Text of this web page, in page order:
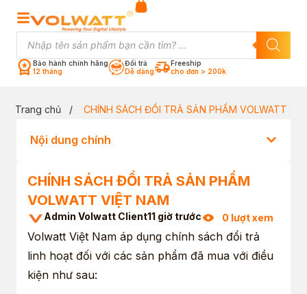
Bảo hành chính hãng
12 tháng
Đổi trả
Dễ dàng
Freeship
cho đơn > 200k
Trang chủ / CHÍNH SÁCH ĐỔI TRẢ SẢN PHẨM VOLWATT
Nội dung chính
CHÍNH SÁCH ĐỔI TRẢ SẢN PHẨM
VOLWATT VIỆT NAM
Admin Volwatt Client11 giờ trước 0 lượt xem
Volwatt Việt Nam áp dụng chính sách đổi trả
linh hoạt đối với các sản phẩm đã mua với điều
kiện như sau: